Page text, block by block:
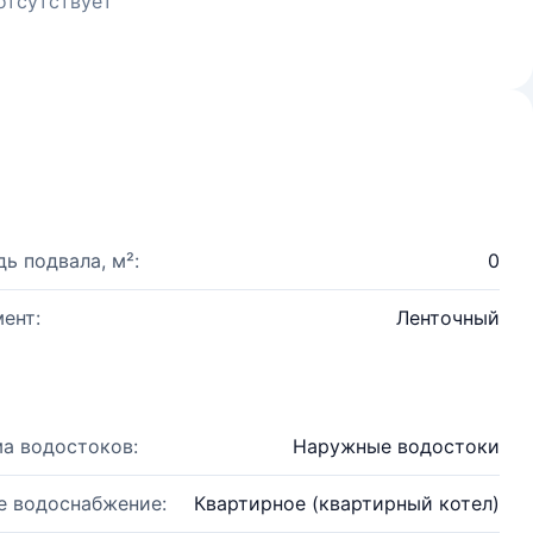
подвала, м²: 0
Ленточный
водостоков: Наружные водостоки
водоснабжение: Квартирное (квартирный котел)